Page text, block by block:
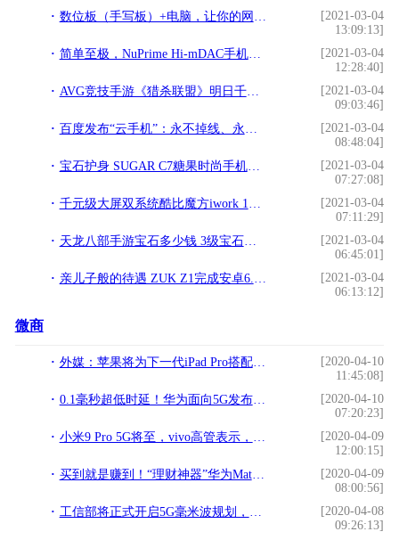
数位板（手写板）+电脑，让你的网课溜起来!
[2021-03-04
13:09:13]
简单至极，NuPrime Hi-mDAC手机解码耳放一体机试听体会!
[2021-03-04
12:28:40]
AVG竞技手游《猎杀联盟》明日千人斩!
[2021-03-04
09:03:46]
百度发布“云手机”：永不掉线、永不关机、永不发烫!
[2021-03-04
08:48:04]
宝石护身 SUGAR C7糖果时尚手机天猫发售!
[2021-03-04
07:27:08]
千元级大屏双系统酷比魔方iwork 1X体验!
[2021-03-04
07:11:29]
天龙八部手游宝石多少钱 3级宝石价格大全!
[2021-03-04
06:45:01]
亲儿子般的待遇 ZUK Z1完成安卓6.0升级!
[2021-03-04
06:13:12]
微商
外媒：苹果将为下一代iPad Pro搭配内置触控板的键盘
[2020-04-10
11:45:08]
0.1毫秒超低时延！华为面向5G发布首个内置AI芯片的全闪存
[2020-04-10
07:20:23]
小米9 Pro 5G将至，vivo高管表示，电池容量太小
[2020-04-09
12:00:15]
买到就是赚到！“理财神器”华为Mate Xs今天开始预约
[2020-04-09
08:00:56]
工信部将正式开启5G毫米波规划，毫米波或奖迎来产业风口
[2020-04-08
09:26:13]